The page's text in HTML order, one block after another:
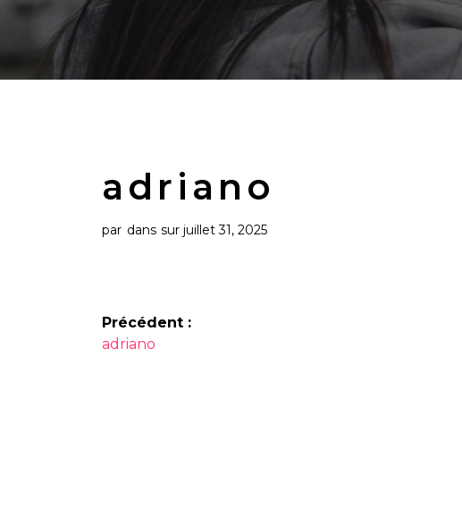
adriano
par dans sur juillet 31, 2025
Navigation
de
Précédent :
Article
adriano